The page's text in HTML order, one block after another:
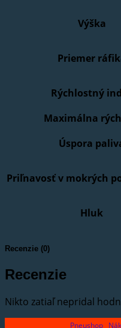
Výška
Priemer
Rýchlostný
Maximálna
Úspora
Priľnavosť v mokrých
Hluk
Recenzie (0)
Recenzie
Nikto zatiaľ nepridal
Pneushop